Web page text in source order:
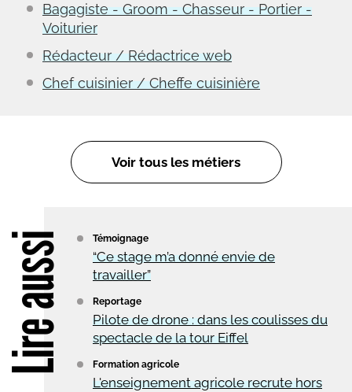
Bagagiste - Groom - Chasseur - Portier -
Voiturier
Rédacteur / Rédactrice web
Chef cuisinier / Cheffe cuisinière
Voir tous les métiers
Témoignage
“Ce stage m’a donné envie de
travailler”
Reportage
Pilote de drone : dans les coulisses du
spectacle de la tour Eiffel
Formation agricole
L'enseignement agricole recrute hors